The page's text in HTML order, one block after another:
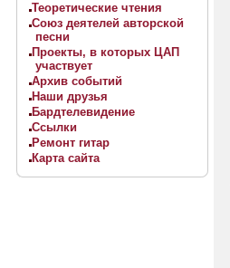
Теоретические чтения
Союз деятелей авторской
песни
Проекты, в которых ЦАП
участвует
Архив событий
Наши друзья
Бардтелевидение
Ссылки
Ремонт гитар
Карта сайта